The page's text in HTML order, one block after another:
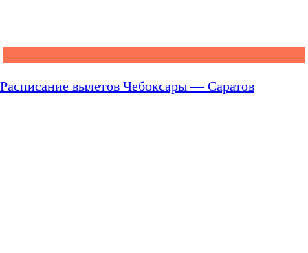
Расписание вылетов Чебоксары — Саратов